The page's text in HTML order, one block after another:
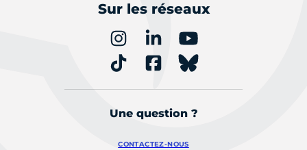
Sur les réseaux
Une question ?
CONTACTEZ-NOUS